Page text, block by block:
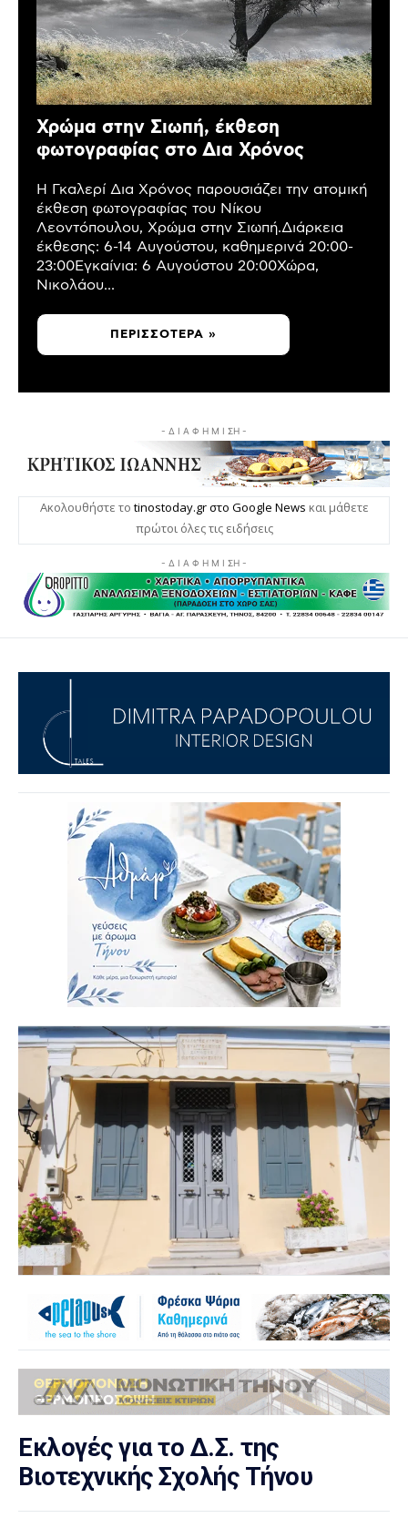
Χρώμα στην Σιωπή, έκθεση
φωτογραφίας στο Δια Χρόνος
Η Γκαλερί Δια Χρόνος παρουσιάζει την ατομική
έκθεση φωτογραφίας του Νίκου
Λεοντόπουλου, Χρώμα στην Σιωπή.Διάρκεια
έκθεσης: 6-14 Αυγούστου, καθημερινά 20:00-
23:00Εγκαίνια: 6 Αυγούστου 20:00Χώρα,
Νικολάου...
ΠΕΡΙΣΣΌΤΕΡΑ »
- Δ Ι Α Φ Η Μ Ι ΣΗ -
Ακολουθήστε το tinostoday.gr στο Google News και μάθετε
πρώτοι όλες τις ειδήσεις
- Δ Ι Α Φ Η Μ Ι ΣΗ -